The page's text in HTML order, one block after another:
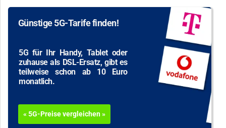
Günstige 5G-Tarife finden!
5G für Ihr Handy, Tablet oder
zuhause als DSL-Ersatz, gibt es
teilweise schon ab 10 Euro
monatlich.
« 5G-Preise vergleichen »